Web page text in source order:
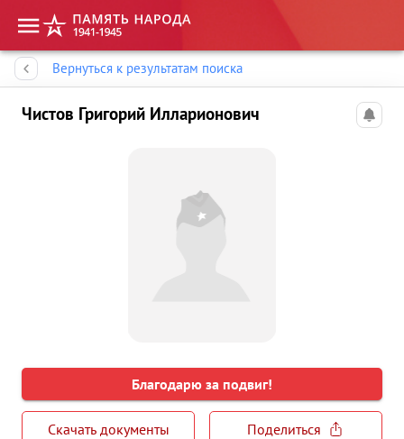
Вернуться к результатам поиска
Чистов Григорий Илларионович
Благодарю за подвиг!
Скачать документы
Поделиться
Память народа